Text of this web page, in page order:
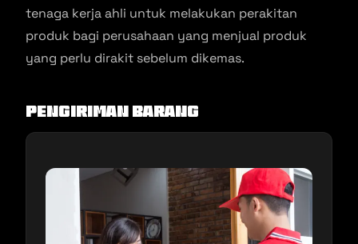
tenaga kerja ahli untuk melakukan perakitan
produk bagi perusahaan yang menjual produk
yang perlu dirakit sebelum dikemas.
Pengiriman Barang